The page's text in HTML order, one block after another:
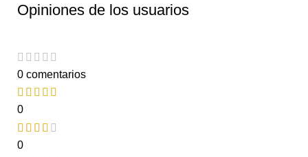
Opiniones de los usuarios
0 comentarios
0
0